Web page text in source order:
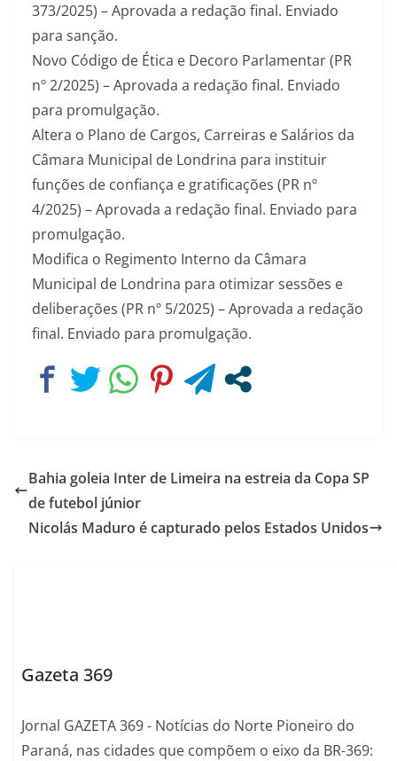
373/2025) – Aprovada a redação final. Enviado
para sanção.
Novo Código de Ética e Decoro Parlamentar (PR
nº 2/2025) – Aprovada a redação final. Enviado
para promulgação.
Altera o Plano de Cargos, Carreiras e Salários da
Câmara Municipal de Londrina para instituir
funções de confiança e gratificações (PR nº
4/2025) – Aprovada a redação final. Enviado para
promulgação.
Modifica o Regimento Interno da Câmara
Municipal de Londrina para otimizar sessões e
deliberações (PR nº 5/2025) – Aprovada a redação
final. Enviado para promulgação.
Bahia goleia Inter de Limeira na estreia da Copa SP
de futebol júnior
Nicolás Maduro é capturado pelos Estados Unidos
Gazeta 369
Jornal GAZETA 369 - Notícias do Norte Pioneiro do
Paraná, nas cidades que compõem o eixo da BR-369: